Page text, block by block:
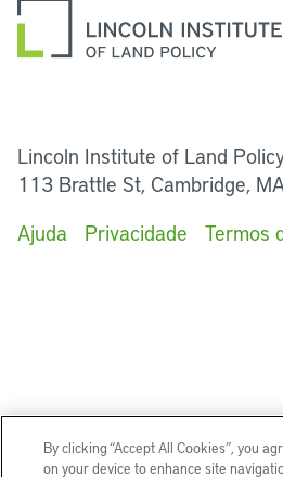
Lincoln Institute of Land
113 Brattle St, Cambridge,
Ajuda
Privacidade Termos
By clicking “Accept All Cookies”, you
on your device to enhance site